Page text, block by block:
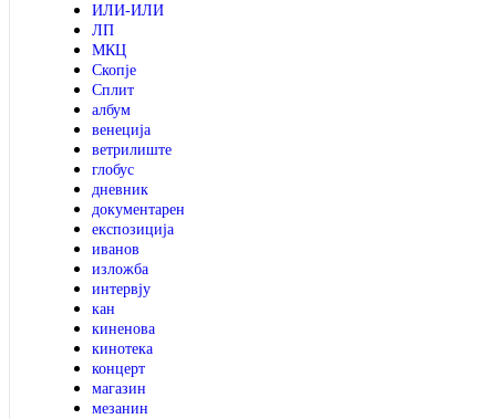
ИЛИ-ИЛИ
ЛП
МКЦ
Скопје
Сплит
албум
венеција
ветрилиште
глобус
дневник
документарен
експозиција
иванов
изложба
интервју
кан
киненова
кинотека
концерт
магазин
мезанин